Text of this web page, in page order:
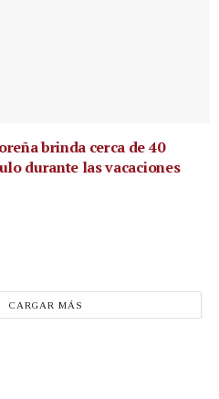
brinda cerca de 40
durante las vacaciones
CARGAR MÁS